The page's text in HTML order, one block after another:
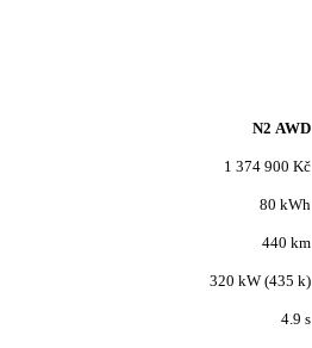
N2 AWD
1 374 900 Kč
80 kWh
440 km
320 kW (435 k)
4.9 s